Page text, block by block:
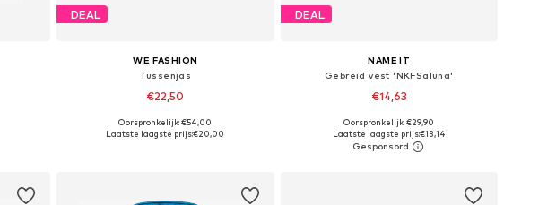
DEAL
WE FASHION
Tussenjas
€22,50
Beschikbaar in vele maten
Oorspronkelijk: €54,00
Laatste laagste prijs:€20,00
DEAL
NAME IT
Gebreid vest 'NKFSaluna'
€14,63
In winkelmandje
Oorspronkelijk: €29,90
Laatste laagste prijs:€13,14